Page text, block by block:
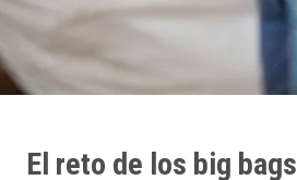
El reto de los big bags